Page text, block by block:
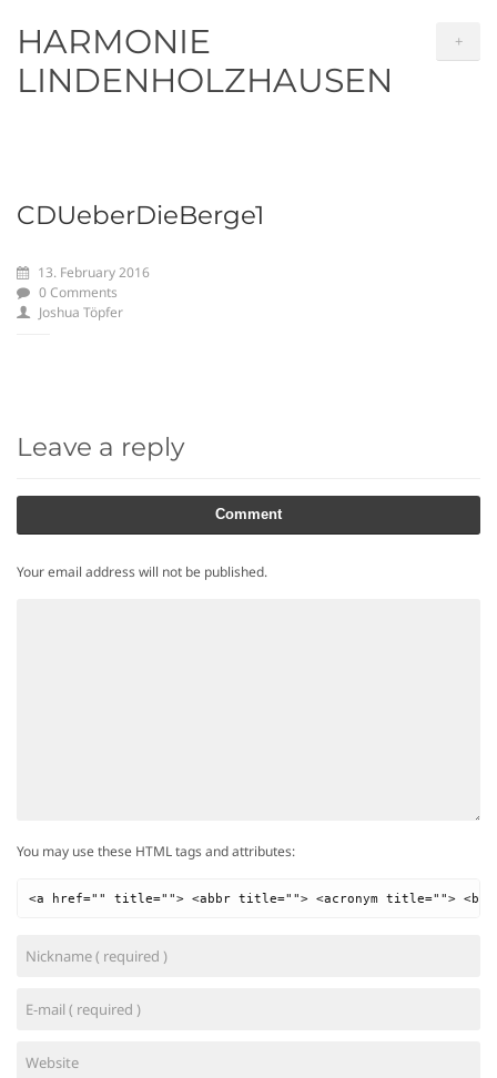
+
HARMONIE
LINDENHOLZHAUSEN
CDUeberDieBerge1
13. February 2016
0 Comments
Joshua Töpfer
Leave a reply
Comment
Your email address will not be published.
You may use these HTML tags and attributes:
<a href="" title=""> <abbr title=""> <acronym title=""> <b>